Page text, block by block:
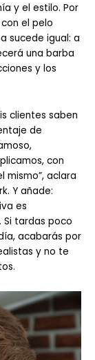
y el estilo. Por
el pelo
sucede igual: a
una barba
y los
clientes saben
de
con
mismo”, aclara
Y añade:
es
tardas poco
acabarás por
y no te